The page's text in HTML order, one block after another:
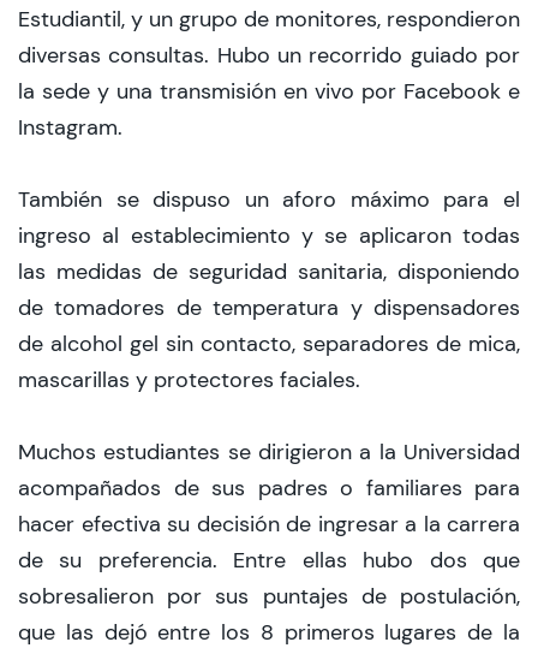
Estudiantil, y un grupo de monitores, respondieron
diversas consultas. Hubo un recorrido guiado por
la sede y una transmisión en vivo por Facebook e
Instagram.
También se dispuso un aforo máximo para el
ingreso al establecimiento y se aplicaron todas
las medidas de seguridad sanitaria, disponiendo
de tomadores de temperatura y dispensadores
de alcohol gel sin contacto, separadores de mica,
mascarillas y protectores faciales.
Muchos estudiantes se dirigieron a la Universidad
acompañados de sus padres o familiares para
hacer efectiva su decisión de ingresar a la carrera
de su preferencia. Entre ellas hubo dos que
sobresalieron por sus puntajes de postulación,
que las dejó entre los 8 primeros lugares de la